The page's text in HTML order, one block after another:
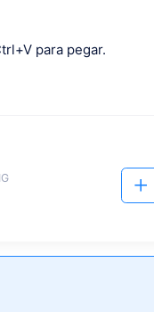
para pegar.